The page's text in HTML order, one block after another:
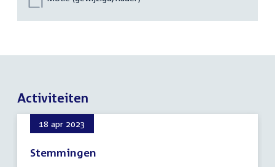
Activiteiten
18 apr 2023
Stemmingen